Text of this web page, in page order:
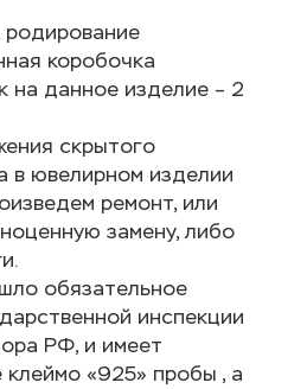
родирование
коробочка
на данное изделие – 2
скрытого
в ювелирном изделии
ремонт, или
замену, либо
обязательное
инспекции
РФ, и имеет
клеймо «925» пробы , а